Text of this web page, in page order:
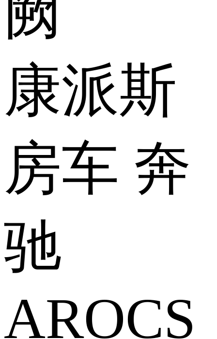
康派斯
房车 奔
驰
AROCS